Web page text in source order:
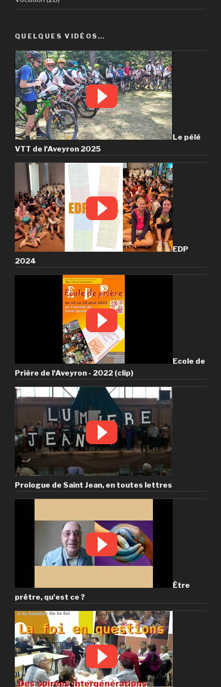
QUELQUES VIDÉOS…
Le pélé
VTT de l'Aveyron 2025
EDP
2024
Ecole de
Prière de l'Aveyron - 2022 (clip)
Prologue de Saint Jean, en toutes lettres
Être
prêtre, qu'est ce ?